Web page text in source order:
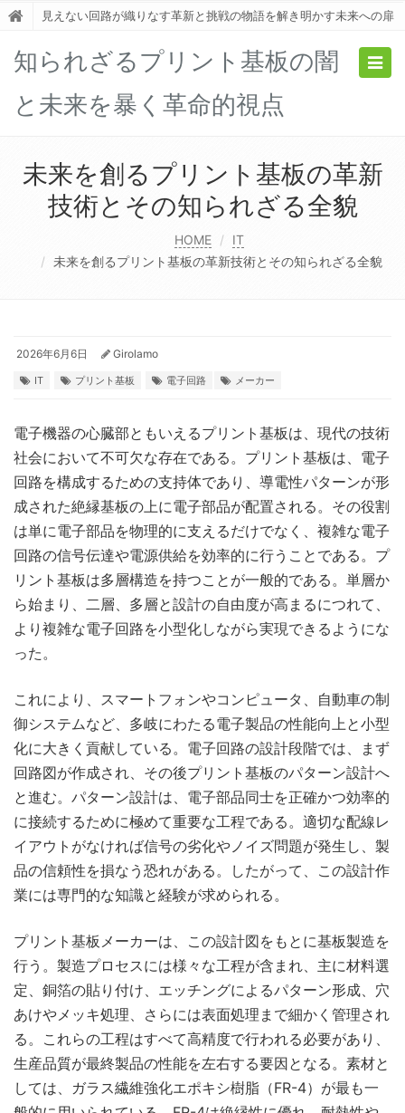
見えない回路が織りなす革新と挑戦の物語を解き明かす未来への扉
知られざるプリント基板の闇
と未来を暴く革命的視点
未来を創るプリント基板の革新
技術とその知られざる全貌
HOME
IT
未来を創るプリント基板の革新技術とその知られざる全貌
2026年6月6日 Girolamo
IT プリント基板 電子回路 メーカー
電子機器の心臓部ともいえるプリント基板は、現代の技術
社会において不可欠な存在である。 プリント基板は、電子
回路を構成するための支持体であり、導電性パターンが形
成された絶縁基板の上に電子部品が配置される。その役割
は単に電子部品を物理的に支えるだけでなく、複雑な電子
回路の信号伝達や電源供給を効率的に行うことである。プ
リント基板は多層構造を持つことが一般的である。単層か
ら始まり、二層、多層と設計の自由度が高まるにつれて、
より複雑な電子回路を小型化しながら実現できるようにな
った。
これにより、スマートフォンやコンピュータ、自動車の制
御システムなど、多岐にわたる電子製品の性能向上と小型
化に大きく貢献している。電子回路の設計段階では、まず
回路図が作成され、その後プリント基板のパターン設計へ
と進む。パターン設計は、電子部品同士を正確かつ効率的
に接続するために極めて重要な工程である。適切な配線レ
イアウトがなければ信号の劣化やノイズ問題が発生し、製
品の信頼性を損なう恐れがある。したがって、この設計作
業には専門的な知識と経験が求められる。
プリント基板メーカーは、この設計図をもとに基板製造を
行う。製造プロセスには様々な工程が含まれ、主に材料選
定、銅箔の貼り付け、エッチングによるパターン形成、穴
あけやメッキ処理、さらには表面処理まで細かく管理され
る。これらの工程はすべて高精度で行われる必要があり、
生産品質が最終製品の性能を左右する要因となる。素材と
しては、ガラス繊維強化エポキシ樹脂（FR-4）が最も一